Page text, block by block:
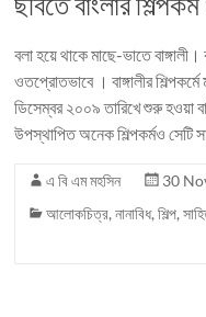
বলা হয়ে থাকে মাছে-ভাতে
ওতপ্রোতভাবে । বাঙ্গালীর
ডিসেম্বর ২০০৯ তারিখে শুরু হওয়া
উপস্থাপিত অনেক শিল্পকর্মও সেটি
এ বি এম মহসিন
30
আলোকচিত্র,নানাবিধ,শিল্প,